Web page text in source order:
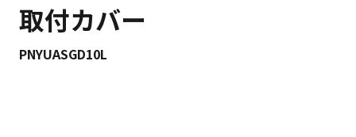
取付カバー
PNYUASGD10L